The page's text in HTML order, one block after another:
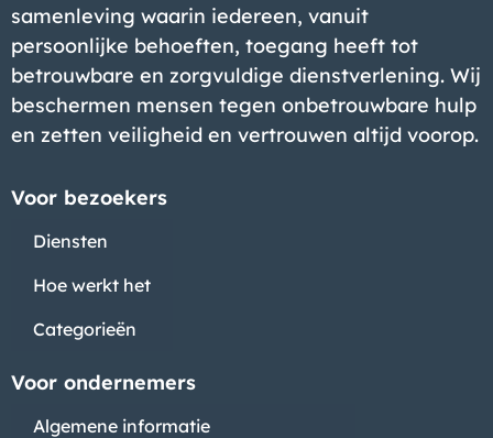
samenleving waarin iedereen, vanuit
persoonlijke behoeften, toegang heeft tot
betrouwbare en zorgvuldige dienstverlening. Wij
beschermen mensen tegen onbetrouwbare hulp
en zetten veiligheid en vertrouwen altijd voorop.
Voor bezoekers
Diensten
Hoe werkt het
Categorieën
Voor ondernemers
Algemene informatie